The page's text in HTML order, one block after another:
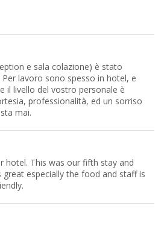
e sala colazione) è stato
Per lavoro sono spesso in hotel, e
il livello del vostro personale è
professionalità, ed un sorriso
mai.
hotel. This was our fifth stay and
great especially the food and staff is